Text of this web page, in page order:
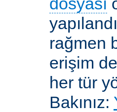
rağmen
erişim
her tür
Bakınız: